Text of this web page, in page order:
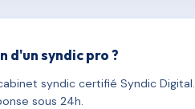
d'un syndic pro ?
syndic certifié Syndic Digital.
sous 24h.